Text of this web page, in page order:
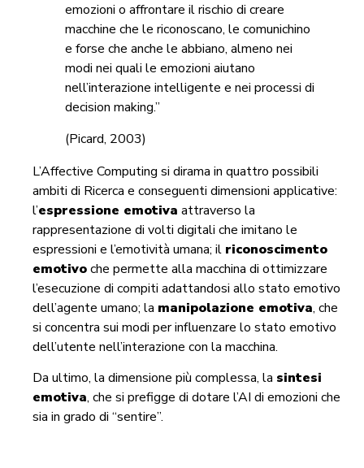
emozioni o affrontare il rischio di creare
macchine che le riconoscano, le comunichino
e forse che anche le abbiano, almeno nei
modi nei quali le emozioni aiutano
nell’interazione intelligente e nei processi di
decision making.”
(Picard, 2003)
L’Affective Computing si dirama in quattro possibili
ambiti di Ricerca e conseguenti dimensioni applicative:
l’espressione emotiva attraverso la
rappresentazione di volti digitali che imitano le
espressioni e l’emotività umana; il riconoscimento
emotivoche permette alla macchina di ottimizzare
l’esecuzione di compiti adattandosi allo stato emotivo
dell’agente umano; la manipolazione emotiva, che
si concentra sui modi per influenzare lo stato emotivo
dell’utente nell’interazione con la macchina.
Da ultimo, la dimensione più complessa, la sintesi
emotiva, che si prefigge di dotare l’AI di emozioni che
sia in grado di “sentire”.